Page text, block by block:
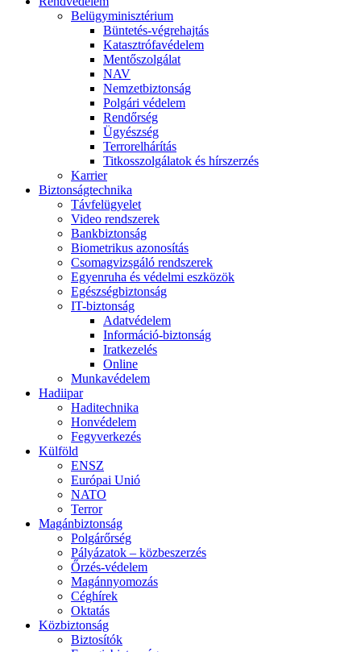
Belügyminisztérium
Büntetés-végrehajtás
Katasztrófavédelem
Mentőszolgálat
NAV
Nemzetbiztonság
Polgári védelem
Rendőrség
Ügyészség
Terrorelhárítás
Titkosszolgálatok és hírszerzés
Karrier
Biztonságtechnika
Távfelügyelet
Video rendszerek
Bankbiztonság
Biometrikus azonosítás
Csomagvizsgáló rendszerek
Egyenruha és védelmi eszközök
Egészségbiztonság
IT-biztonság
Adatvédelem
Információ-biztonság
Iratkezelés
Online
Munkavédelem
Hadiipar
Haditechnika
Honvédelem
Fegyverkezés
Külföld
ENSZ
Európai Unió
NATO
Terror
Magánbiztonság
Polgárőrség
Pályázatok – közbeszerzés
Őrzés-védelem
Magánnyomozás
Céghírek
Oktatás
Közbiztonság
Biztosítók